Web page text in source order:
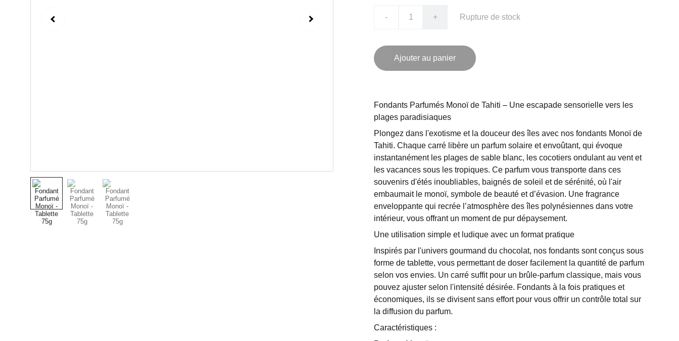
- + Rupture de stock
Ajouter au panier
Fondants Parfumés Monoï de Tahiti – Une escapade sensorielle vers les
plages paradisiaques
Plongez dans l'exotisme et la douceur des îles avec nos fondants Monoï de
Tahiti. Chaque carré libère un parfum solaire et envoûtant, qui évoque
instantanément les plages de sable blanc, les cocotiers ondulant au vent et
les vacances sous les tropiques. Ce parfum vous transporte dans ces
souvenirs d'étés inoubliables, baignés de soleil et de sérénité, où l'air
embaumait le monoï, symbole de beauté et d’évasion. Une fragrance
enveloppante qui recrée l’atmosphère des îles polynésiennes dans votre
intérieur, vous offrant un moment de pur dépaysement.
Une utilisation simple et ludique avec un format pratique
Inspirés par l'univers gourmand du chocolat, nos fondants sont conçus sous
forme de tablette, vous permettant de doser facilement la quantité de parfum
selon vos envies. Un carré suffit pour un brûle-parfum classique, mais vous
pouvez ajuster selon l'intensité désirée. Fondants à la fois pratiques et
économiques, ils se divisent sans effort pour vous offrir un contrôle total sur
la diffusion du parfum.
Caractéristiques :